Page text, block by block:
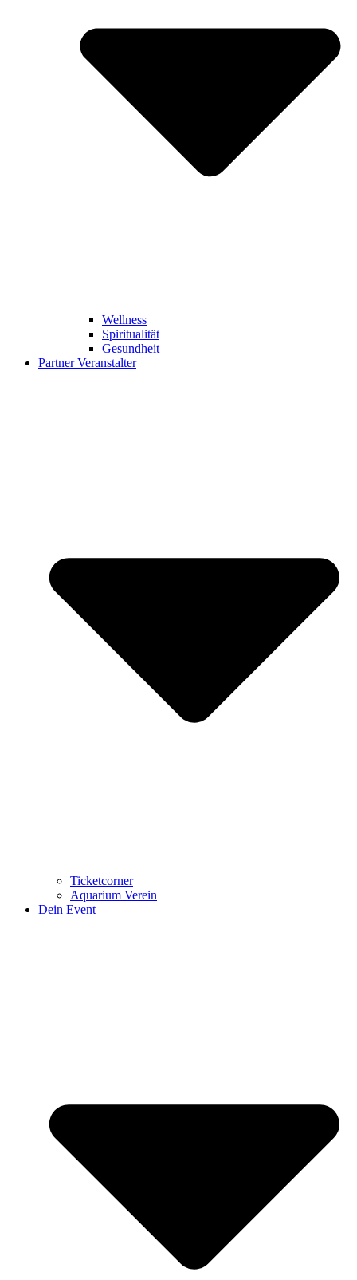
Wellness
Spiritualität
Gesundheit
Partner Veranstalter
Ticketcorner
Aquarium Verein
Dein Event